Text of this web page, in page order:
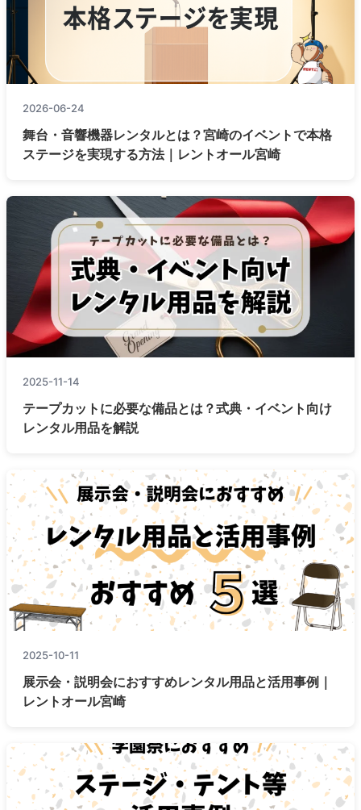
2026-06-24
舞台・音響機器レンタルとは？宮崎のイベントで本格
ステージを実現する方法｜レントオール宮崎
2025-11-14
テープカットに必要な備品とは？式典・イベント向け
レンタル用品を解説
2025-10-11
展示会・説明会におすすめレンタル用品と活用事例｜
レントオール宮崎